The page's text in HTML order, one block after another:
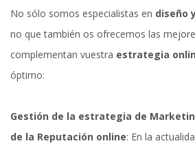
CONTACTO
No sólo somos especialistas en diseño
no que también os ofrecemos las
complementan vuestra estrategia
óptimo:
Gestión de la estrategia de
de la Reputación online: En la